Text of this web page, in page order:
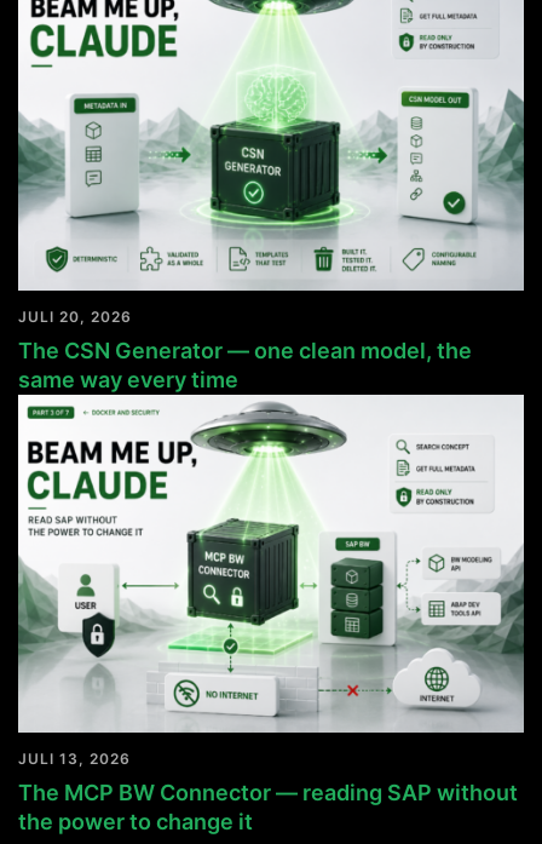
JULI 20, 2026
The CSN Generator — one clean model, the
same way every time
JULI 13, 2026
The MCP BW Connector — reading SAP without
the power to change it